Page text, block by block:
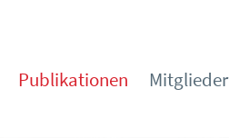
Publikationen Mitglieder